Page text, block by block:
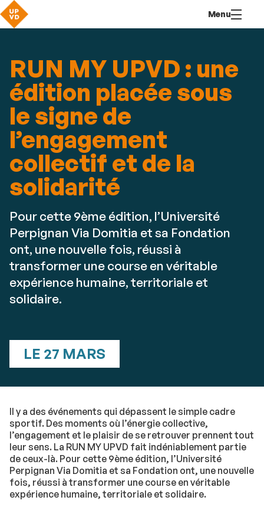
contenu
Menu
RUN MY UPVD : une
édition placée sous
le signe de
l’engagement
collectif et de la
solidarité
Pour cette 9ème édition, l’Université
Perpignan Via Domitia et sa Fondation
ont, une nouvelle fois, réussi à
transformer une course en véritable
expérience humaine, territoriale et
solidaire.
LE 27 MARS
Il y a des événements qui dépassent le simple cadre
sportif. Des moments où l’énergie collective,
l’engagement et le plaisir de se retrouver prennent tout
leur sens. La RUN MY UPVD fait indéniablement partie
de ceux-là. Pour cette 9ème édition, l’Université
Perpignan Via Domitia et sa Fondation ont, une nouvelle
fois, réussi à transformer une course en véritable
expérience humaine, territoriale et solidaire.